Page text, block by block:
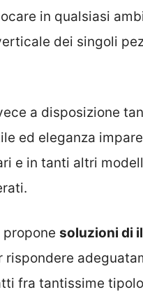
in qualsiasi
dei singoli
a disposizione
ed eleganza
e in tanti altri
soluzioni di
fra tantissime